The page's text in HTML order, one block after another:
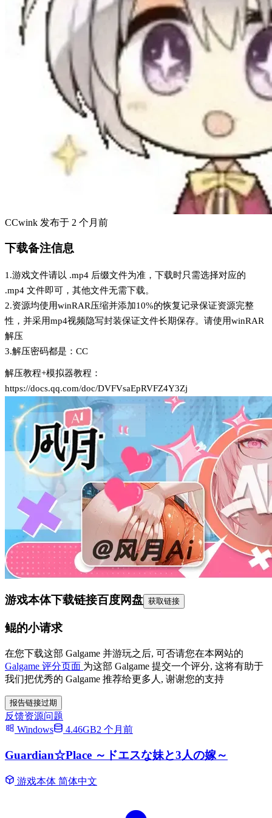
CCwink 发布于 2 个月前
下载备注信息
1.游戏文件请以 .mp4 后缀文件为准，下载时只需选择对应的
.mp4 文件即可，其他文件无需下载。
2.资源均使用winRAR压缩并添加10%的恢复记录保证资源完整
性，并采用mp4视频隐写封装保证文件长期保存。请使用winRAR
解压
3.解压密码都是：CC
解压教程+模拟器教程：
https://docs.qq.com/doc/DVFVsaEpRVFZ4Y3Zj
游戏本体下载链接百度网盘 获取链接
鲲的小请求
在您下载这部 Galgame 并游玩之后, 可否请您在本网站的
Galgame 评分页面 为这部 Galgame 提交一个评分, 这将有助于
我们把优秀的 Galgame 推荐给更多人, 谢谢您的支持
报告链接过期
反馈资源问题
Windows
4.46GB2 个月前
Guardian☆Place ～ドエスな妹と3人の嫁～
游戏本体 简体中文